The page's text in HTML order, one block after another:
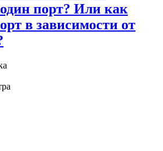
порт? Или как
в зависимости от